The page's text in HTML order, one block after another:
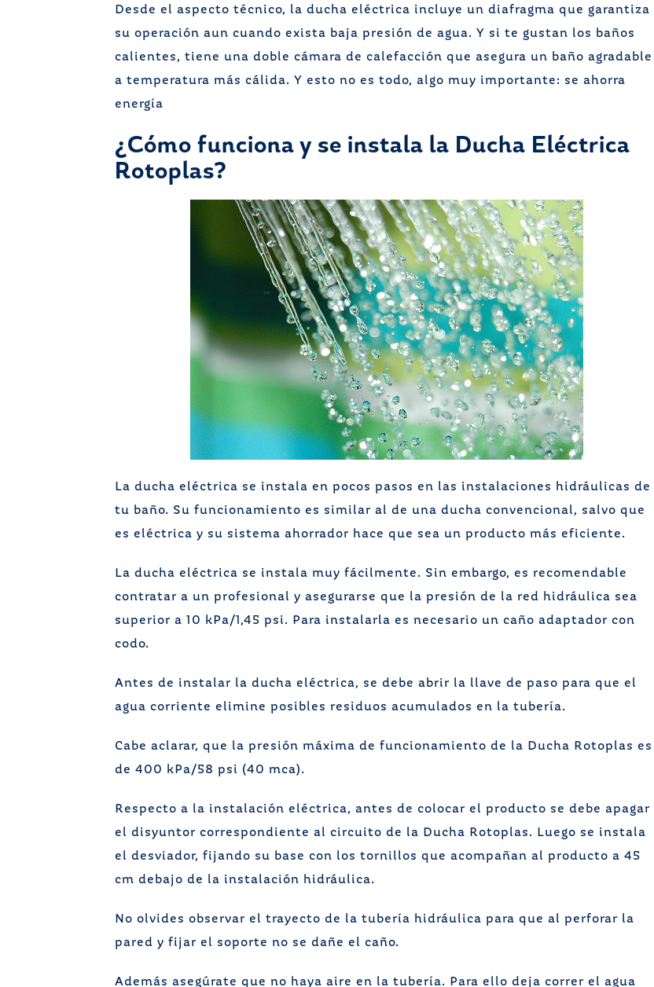
Desde el aspecto técnico, la ducha eléctrica incluye un diafragma que garantiza
su operación aun cuando exista baja presión de agua. Y si te gustan los baños
calientes, tiene una doble cámara de calefacción que asegura un baño agradable
a temperatura más cálida. Y esto no es todo, algo muy importante: se ahorra
energía
¿Cómo funciona y se instala la Ducha Eléctrica
Rotoplas?
La ducha eléctrica se instala en pocos pasos en las instalaciones hidráulicas de
tu baño. Su funcionamiento es similar al de una ducha convencional, salvo que
es eléctrica y su sistema ahorrador hace que sea un producto más eficiente.
La ducha eléctrica se instala muy fácilmente. Sin embargo, es recomendable
contratar a un profesional y asegurarse que la presión de la red hidráulica sea
superior a 10 kPa/1,45 psi. Para instalarla es necesario un caño adaptador con
codo.
Antes de instalar la ducha eléctrica, se debe abrir la llave de paso para que el
agua corriente elimine posibles residuos acumulados en la tubería.
Cabe aclarar, que la presión máxima de funcionamiento de la Ducha Rotoplas es
de 400 kPa/58 psi (40 mca).
Respecto a la instalación eléctrica, antes de colocar el producto se debe apagar
el disyuntor correspondiente al circuito de la Ducha Rotoplas. Luego se instala
el desviador, fijando su base con los tornillos que acompañan al producto a 45
cm debajo de la instalación hidráulica.
No olvides observar el trayecto de la tubería hidráulica para que al perforar la
pared y fijar el soporte no se dañe el caño.
Además asegúrate que no haya aire en la tubería. Para ello deja correr el agua